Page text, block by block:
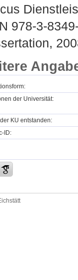
978-3-
der Universität:
KU entstanden:
ID: